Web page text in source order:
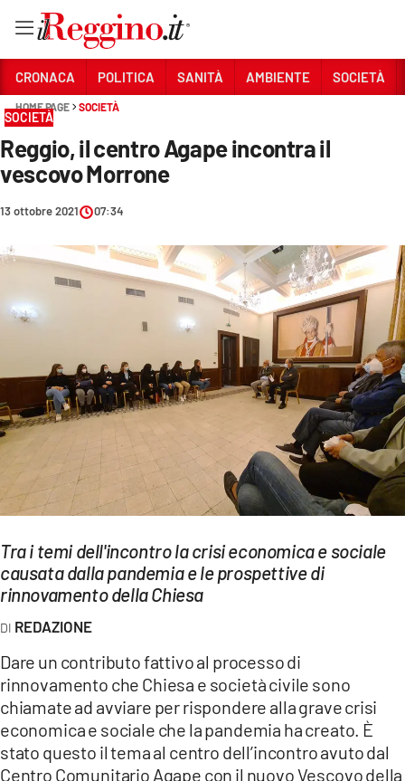
Sezioni
CRONACA
AMBIENTE
SOCIETÀ
ECONOMIA E LAVORO
EVENTI
SPORT
Streaming
LAC TV
LAC NETWORK
LAC ONAIR
Network
LACPLAY.IT
LACTV.IT
CRONACA POLITICA SANITÀ AMBIENTE SOCIETÀ
HOME PAGE SOCIETÀ
SOCIETÀ
Reggio, il centro Agape incontra il
vescovo Morrone
13 ottobre 2021 07:34
Tra i temi dell'incontro la crisi economica e sociale
causata dalla pandemia e le prospettive di
rinnovamento della Chiesa
REDAZIONE
Dare un contributo fattivo al processo di
rinnovamento che Chiesa e società civile sono
chiamate ad avviare per rispondere alla grave crisi
economica e sociale che la pandemia ha creato. È
stato questo il tema al centro dell’incontro avuto dal
Centro Comunitario Agape con il nuovo Vescovo della